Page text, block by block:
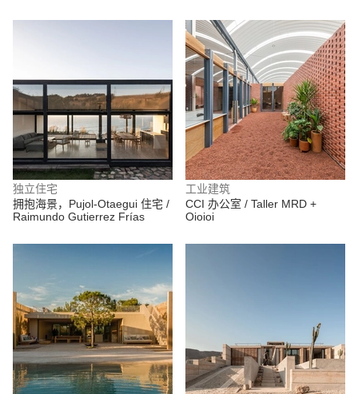
独立住宅
拥抱海景，Pujol-Otaegui 住宅 /
Raimundo Gutierrez Frías
工业建筑
CCI 办公室 / Taller MRD +
Oioioi